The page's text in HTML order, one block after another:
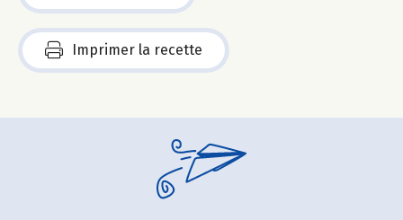
Imprimer la recette